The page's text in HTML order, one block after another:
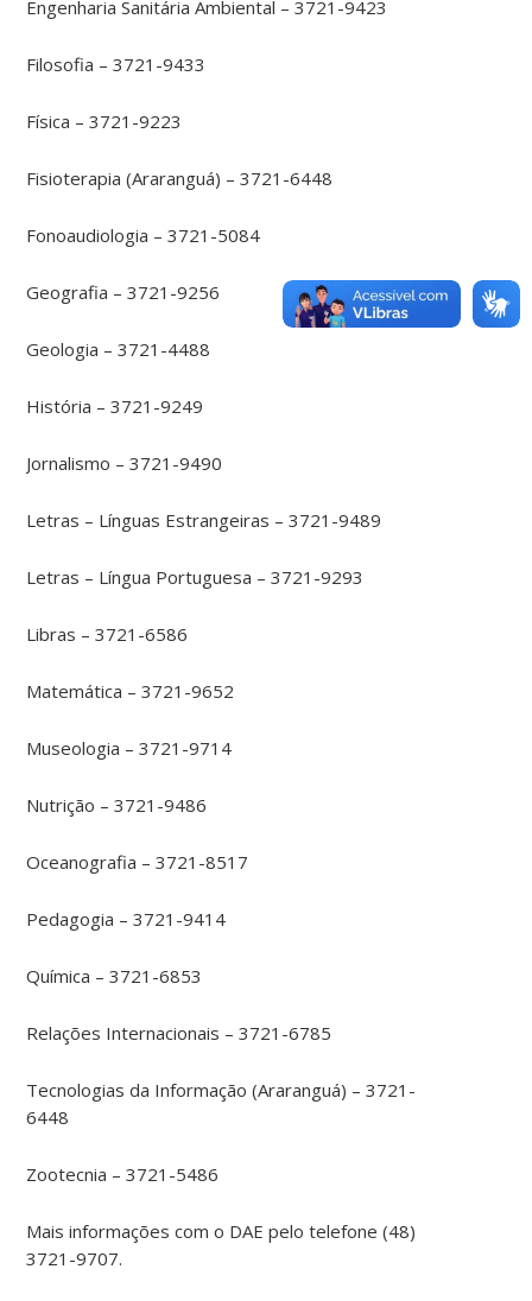
Engenharia Sanitária Ambiental – 3721-9423
Filosofia – 3721-9433
Física – 3721-9223
Fisioterapia (Araranguá) – 3721-6448
Fonoaudiologia – 3721-5084
Geografia – 3721-9256
Geologia – 3721-4488
História – 3721-9249
Jornalismo – 3721-9490
Letras – Línguas Estrangeiras – 3721-9489
Letras – Língua Portuguesa – 3721-9293
Libras – 3721-6586
Matemática – 3721-9652
Museologia – 3721-9714
Nutrição – 3721-9486
Oceanografia – 3721-8517
Pedagogia – 3721-9414
Química – 3721-6853
Relações Internacionais – 3721-6785
Tecnologias da Informação (Araranguá) – 3721-
6448
Zootecnia – 3721-5486
Mais informações com o DAE pelo telefone (48)
3721-9707.